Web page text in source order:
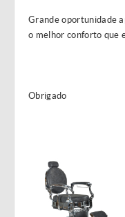
Grande oportunidade
o melhor conforto que
Obrigado